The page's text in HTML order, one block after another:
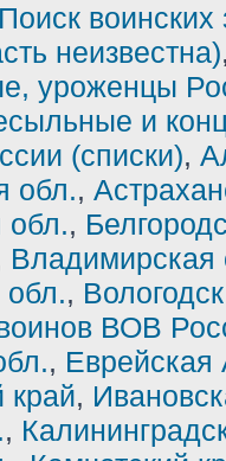
Поиск
неизвестна)
уроженцы
и
(списки),
обл.,
обл.,
Владимирская
обл.,
ВОВ
,
край,
,